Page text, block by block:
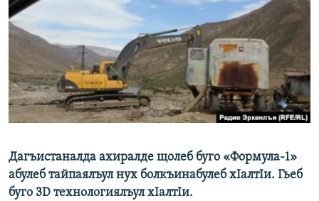
РАСПИСАНИЕ ВЕЩАНИЯ
ПОДПИШИТЕСЬ НА РАССЫЛКУ
СОЦИАЛЬНЫЕ СЕТИ
Все сайты РСЕ/РС
Дагъистаналда ахиралде щолеб буго «Формула-1»
абулеб тайпаялъул нух болкъинабулеб хIалтIи. Гьеб
буго 3D технологиялъул хIалтIи.